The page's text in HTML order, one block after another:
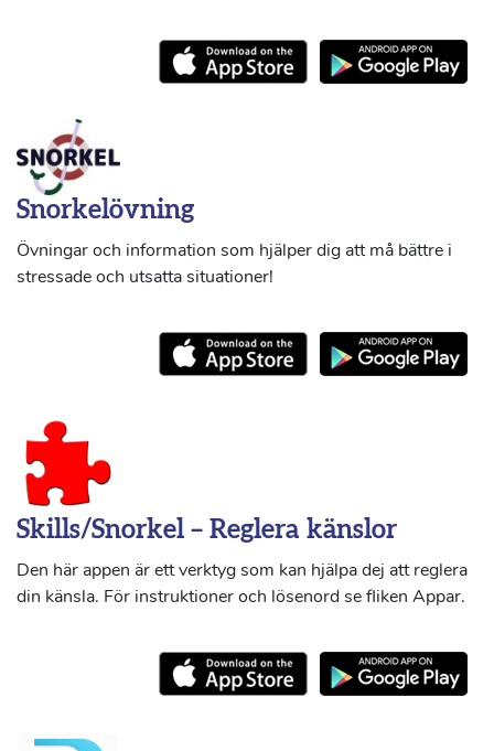
Snorkelövning
Övningar och information som hjälper dig att må bättre i
stressade och utsatta situationer!
Skills/Snorkel – Reglera känslor
Den här appen är ett verktyg som kan hjälpa dej att reglera
din känsla. För instruktioner och lösenord se fliken Appar.